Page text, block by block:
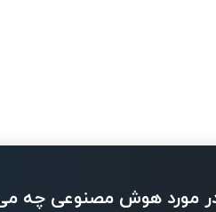
در مورد هوش مصنوعی چه